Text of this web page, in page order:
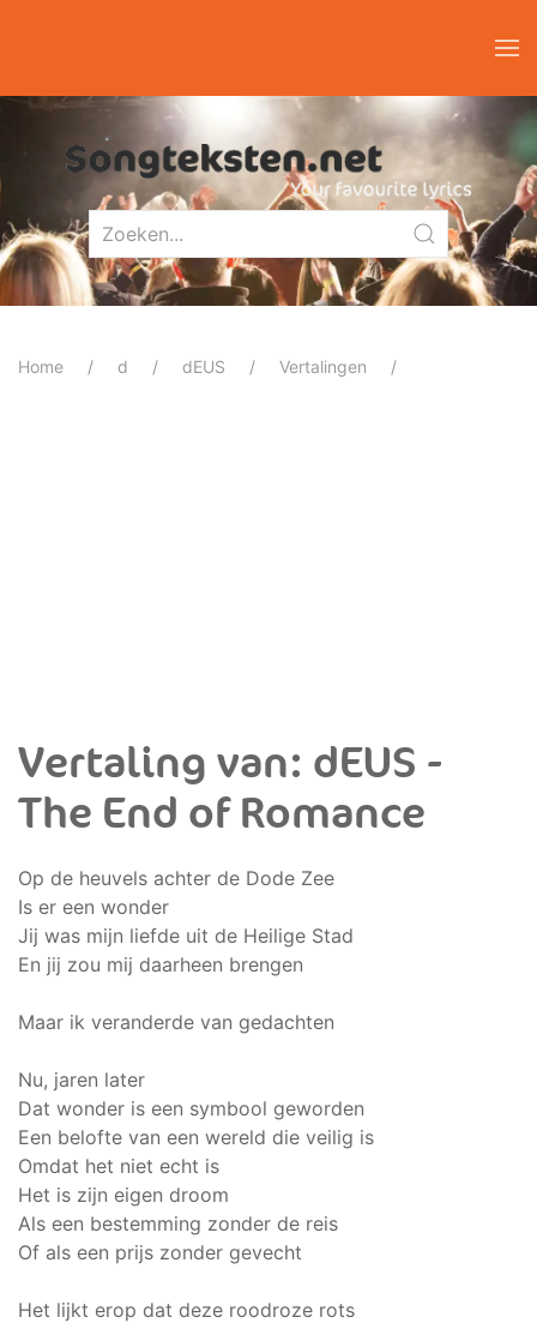
Home d dEUS Vertalingen
Vertaling van: dEUS -
The End of Romance
Op de heuvels achter de Dode Zee
Is er een wonder
Jij was mijn liefde uit de Heilige Stad
En jij zou mij daarheen brengen
Maar ik veranderde van gedachten
Nu, jaren later
Dat wonder is een symbool geworden
Een belofte van een wereld die veilig is
Omdat het niet echt is
Het is zijn eigen droom
Als een bestemming zonder de reis
Of als een prijs zonder gevecht
Het lijkt erop dat deze roodroze rots